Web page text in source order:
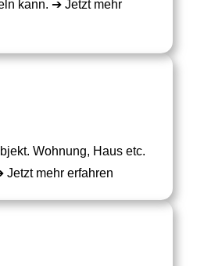
kann. ➔ Jetzt mehr
Wohnung, Haus etc.
Jetzt mehr erfahren